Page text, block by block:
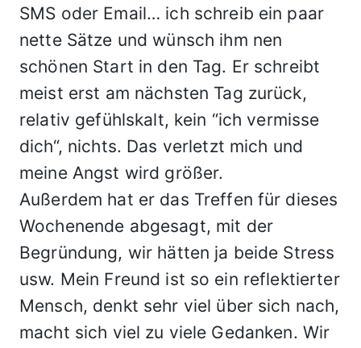
SMS oder Email… ich schreib ein paar
nette Sätze und wünsch ihm nen
schönen Start in den Tag. Er schreibt
meist erst am nächsten Tag zurück,
relativ gefühlskalt, kein “ich vermisse
dich“, nichts. Das verletzt mich und
meine Angst wird größer.
Außerdem hat er das Treffen für dieses
Wochenende abgesagt, mit der
Begründung, wir hätten ja beide Stress
usw. Mein Freund ist so ein reflektierter
Mensch, denkt sehr viel über sich nach,
macht sich viel zu viele Gedanken. Wir